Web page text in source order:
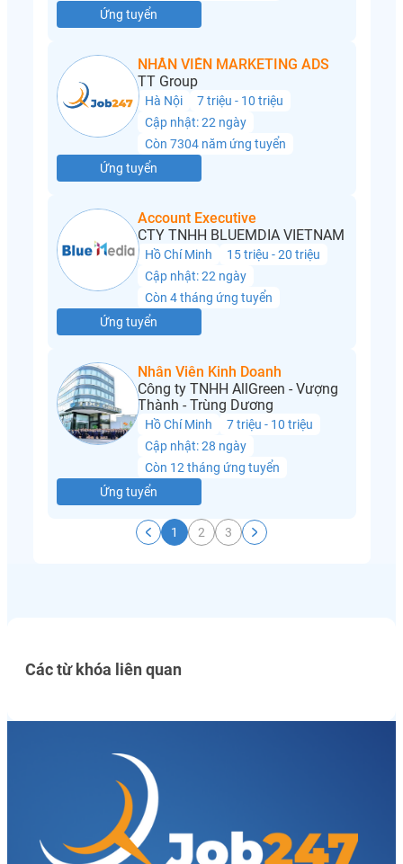
Ứng tuyển
NHÂN VIÊN MARKETING ADS
TT Group
Hà Nội
7 triệu - 10 triệu
Cập nhật: 22 ngày
Còn 7304 năm ứng tuyển
Ứng tuyển
Account Executive
CTY TNHH BLUEMDIA VIETNAM
Hồ Chí Minh
15 triệu - 20 triệu
Cập nhật: 22 ngày
Còn 4 tháng ứng tuyển
Ứng tuyển
Nhân Viên Kinh Doanh
Công ty TNHH AllGreen - Vượng
Thành - Trùng Dương
Hồ Chí Minh
7 triệu - 10 triệu
Cập nhật: 28 ngày
Còn 12 tháng ứng tuyển
Ứng tuyển
1 2 3
Các từ khóa liên quan